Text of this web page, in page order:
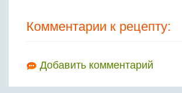
Комментарии к рецепту:
Добавить комментарий